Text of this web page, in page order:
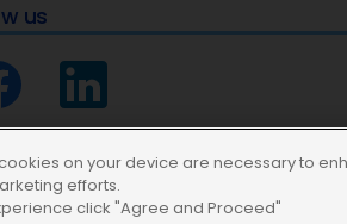
us
on your device are necessary to
efforts.
click "Agree and Proceed"